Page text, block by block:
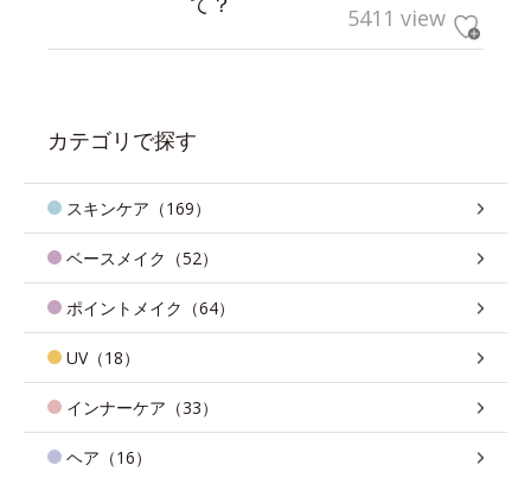
5411 view
カテゴリで探す
スキンケア（169）
ベースメイク（52）
ポイントメイク（64）
UV（18）
インナーケア（33）
ヘア（16）